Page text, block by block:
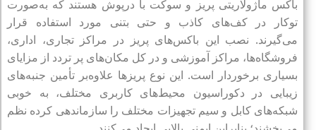
باکس ماژولاریتی پریز و سوکت با درپوش هستند که به‌صورت
توکار در کف‌های کاذب و حتی بتنی مورد استفاده قرار
می‌گیرند. نصب این باکس‌های پریز در مراکز تجاری، اداری،
فروشگاه‌ها، مراکز آموزشی و در کل مکان‌های پر تردد از مزایای
بسیاری برخوردار است. این نوع پریزها علاوه‌بر تأمین جنبه‌های
زیبایی در دکوراسیون محیط‌های کاربری مختلف، به خوبی
شبکه‌های کابل و سیم تجهیزات مختلف را سازماندهی کرده نظم